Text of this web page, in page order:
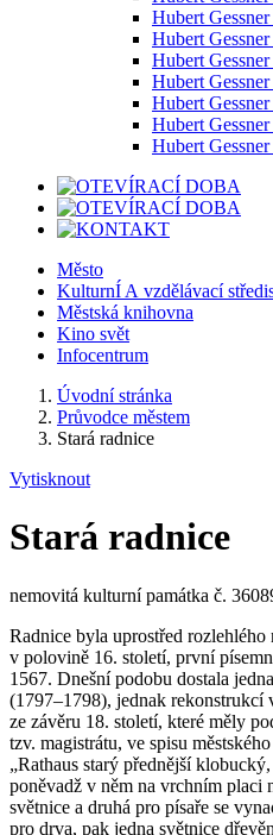
Hubert
Hubert
Hubert
Hubert
Hubert
Hubert Gessner
Hubert
Město
KulturnÍ A vzdělávací
Městská knihovna
Kino svět
Infocentrum
Úvodní stránka
Průvodce městem
Stará radnice
Vytisknout
Stará radnice
nemovitá kulturní památka č.
Radnice byla uprostřed rozlehlého
v polovině 16. století, první
1567. Dnešní podobu dostala
(1797–1798), jednak rekonstrukcí
ze závěru 18. století, které měly
tzv. magistrátu, ve spisu
„Rathaus starý přednější
poněvadž v něm na vrchním placi
světnice a druhá pro písaře se
pro drva, pak jedna světnice